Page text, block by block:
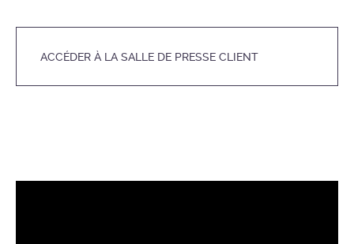
ACCÉDER À LA SALLE DE PRESSE CLIENT